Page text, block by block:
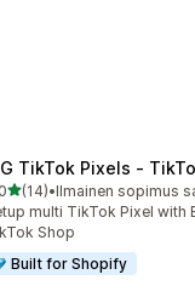
TikTok Pixels ‑
/ 5 tähteä
(14)
arvostelua yhteensä
•Ilmainen sopimus
multi TikTok Pixel with
Shop
Built for Shopify